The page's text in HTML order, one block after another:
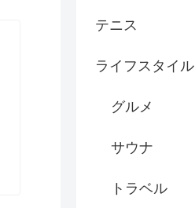
テニス
ライフスタイル
グルメ
サウナ
トラベル